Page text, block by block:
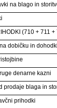
na blago in
(710 + 711
dobičku in
denarne kazni
prodaje blaga in
prihodki